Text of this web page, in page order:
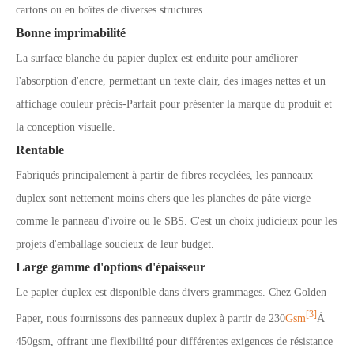
cartons ou en boîtes de diverses structures.
Bonne imprimabilité
La surface blanche du papier duplex est enduite pour améliorer
l'absorption d'encre, permettant un texte clair, des images nettes et un
affichage couleur précis-Parfait pour présenter la marque du produit et
la conception visuelle.
Rentable
Fabriqués principalement à partir de fibres recyclées, les panneaux
duplex sont nettement moins chers que les planches de pâte vierge
comme le panneau d'ivoire ou le SBS. C'est un choix judicieux pour les
projets d'emballage soucieux de leur budget.
Large gamme d'options d'épaisseur
Le papier duplex est disponible dans divers grammages. Chez Golden
Paper, nous fournissons des panneaux duplex à partir de 230Gsm [3] À
450gsm, offrant une flexibilité pour différentes exigences de résistance